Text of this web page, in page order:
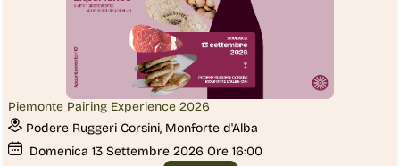
Piemonte Pairing Experience 2026
Podere Ruggeri Corsini, Monforte d'Alba
Domenica 13 Settembre 2026 Ore 16:00